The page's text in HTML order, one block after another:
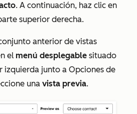
. A continuación, haz clic en
superior derecha.
anterior de vistas
el menú desplegable situado
izquierda junto a Opciones de
una vista previa.